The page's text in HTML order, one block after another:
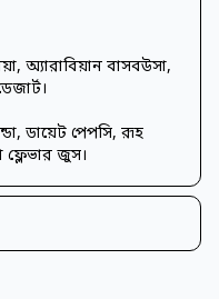
অ্যারাবিয়ান বাসবউসা,
ডায়েট পেপসি, রূহ
জুস।